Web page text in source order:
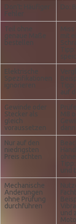
Don’t: Häufiger
Fehler
Do:
Teil ohne
genaue Maße
bestellen
mit
Elektrische
Spezifikationen
ignorieren
auf
Gewinde oder
Stecker als
gleich
voraussetzen
M8
Nur auf den
niedrigsten
Preis achten
und
Mechanische
Änderungen
ohne Prüfung
durchführen
und